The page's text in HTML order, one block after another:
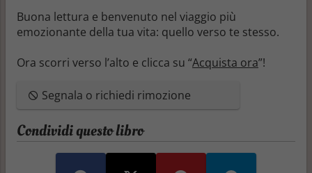
Buona lettura e benvenuto nel viaggio più
emozionante della tua vita: quello verso te stesso.
Ora scorri verso l’alto e clicca su “Acquista ora”!
Segnala o richiedi rimozione
Condividi questo libro